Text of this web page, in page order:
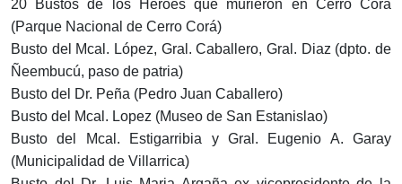
20 Bustos de los Héroes que murieron en Cerro Corá
(Parque Nacional de Cerro Corá)
Busto del Mcal. López, Gral. Caballero, Gral. Diaz (dpto. de
Ñeembucú, paso de patria)
Busto del Dr. Peña (Pedro Juan Caballero)
Busto del Mcal. Lopez (Museo de San Estanislao)
Busto del Mcal. Estigarribia y Gral. Eugenio A. Garay
(Municipalidad de Villarrica)